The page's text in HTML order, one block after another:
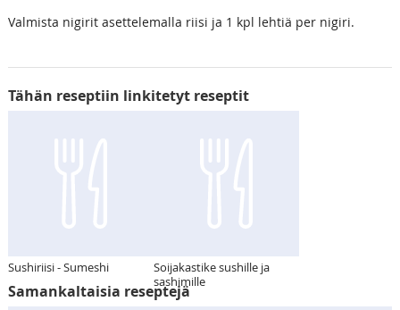
Valmista nigirit asettelemalla riisi ja 1 kpl lehtiä per nigiri.
Tähän reseptiin linkitetyt reseptit
Sushiriisi - Sumeshi
Soijakastike sushille ja
sashimille
Samankaltaisia reseptejä